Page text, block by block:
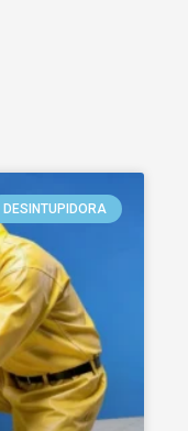
DESINTUPIDORA